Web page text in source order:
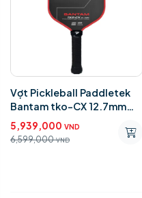
Vợt Pickleball Paddletek
Bantam tko-CX 12.7mm
Red
5,939,000 VND
6,599,000 VND